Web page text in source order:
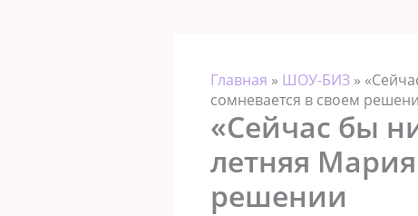
Главная » ШОУ-БИЗ »
сомневается в своем
«Сейчас бы
летняя
решении